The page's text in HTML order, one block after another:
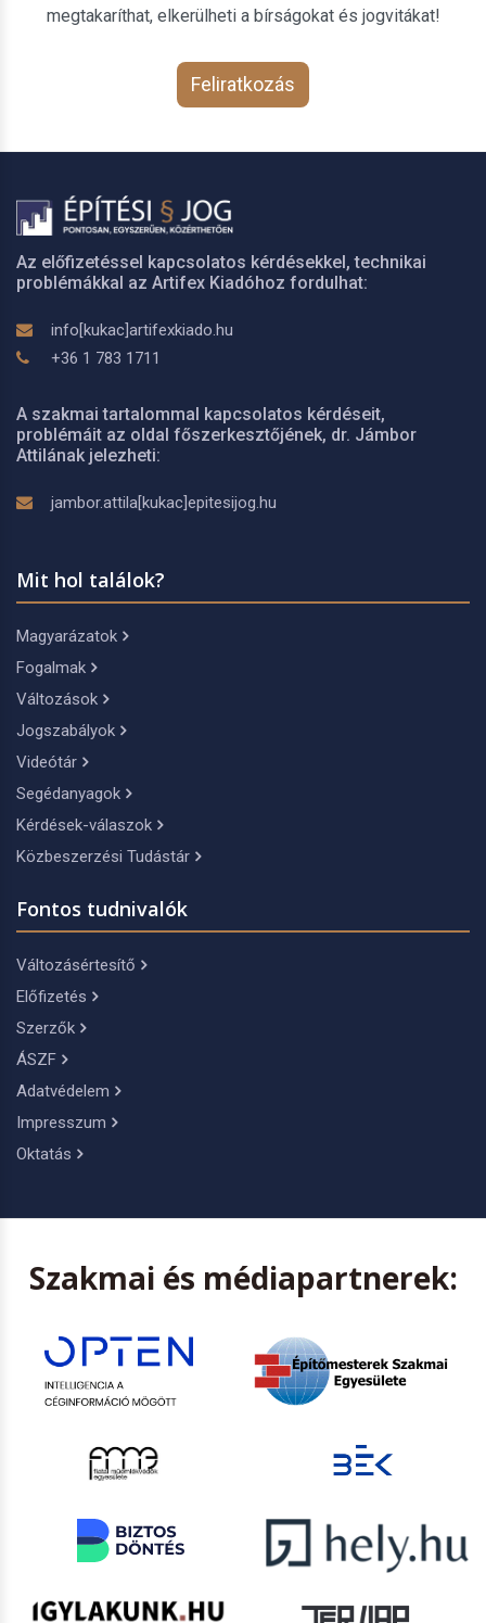
megtakaríthat, elkerülheti a bírságokat és jogvitákat!
Feliratkozás
Az előfizetéssel kapcsolatos kérdésekkel, technikai
problémákkal az Artifex Kiadóhoz fordulhat:
info[kukac]artifexkiado.hu
+36 1 783 1711
A szakmai tartalommal kapcsolatos kérdéseit,
problémáit az oldal főszerkesztőjének, dr. Jámbor
Attilának jelezheti:
jambor.attila[kukac]epitesijog.hu
Mit hol találok?
Magyarázatok
Fogalmak
Változások
Jogszabályok
Videótár
Segédanyagok
Kérdések-válaszok
Közbeszerzési Tudástár
Fontos tudnivalók
Változásértesítő
Előfizetés
Szerzők
ÁSZF
Adatvédelem
Impresszum
Oktatás
Szakmai és médiapartnerek: